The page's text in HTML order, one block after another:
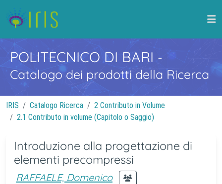
POLITECNICO DI BARI -
Catalogo dei prodotti della Ricerca
IRIS Catalogo Ricerca
2 Contributo in Volume
2.1 Contributo in volume (Capitolo o Saggio)
Introduzione alla progettazione di
elementi precompressi
RAFFAELE, Domenico